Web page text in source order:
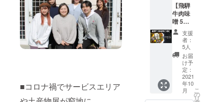
■コロナ禍でサービスエリア
【飛騨
牛肉味
噌 5
個】 ※3
個セッ
トより
もお得
です。
支援
者：
5人
お届
け予
定：
2021
年10
月
こ
の
リ